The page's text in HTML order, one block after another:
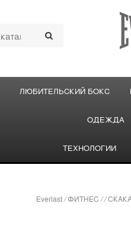
ЛЮБИТЕЛЬСКИЙ БОКС
ОДЕЖДА
ТЕХНОЛОГИИ
Everlast / ФИТНЕС / /